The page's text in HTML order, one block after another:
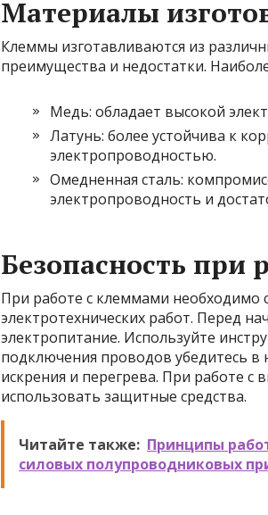
Материалы
Клеммы изготавливаются из
преимущества и недостатки.
Медь: обладает высокой
Латунь: более устойчива к
электропроводностью.
Омедненная сталь:
электропроводность и
Безопасность при
При работе с клеммами необходимо
электротехнических работ. Перед
электропитание. Используйте
подключения проводов убедитесь в
искрения и перегрева. При работе
использовать защитные средства.
Читайте также: Принципы
силовых полупроводниковых